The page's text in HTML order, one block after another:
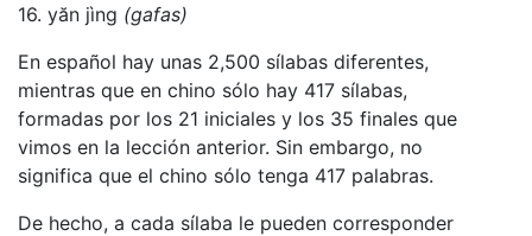
16. yăn jìng (gafas)
En español hay unas 2,500 sílabas diferentes,
mientras que en chino sólo hay 417 sílabas,
formadas por los 21 iniciales y los 35 finales que
vimos en la lección anterior. Sin embargo, no
significa que el chino sólo tenga 417 palabras.
De hecho, a cada sílaba le pueden corresponder